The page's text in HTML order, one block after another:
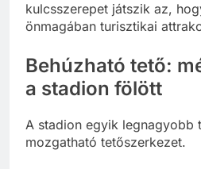
kulcsszerepet játszik az,
önmagában turisztikai
Behúzható tető:
a stadion fölött
A stadion egyik legnagyobb
mozgatható tetőszerkezet.